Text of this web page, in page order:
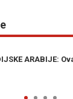
DO
Ukrajini, evo